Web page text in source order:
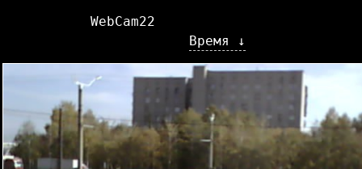
Время ↓
WebCam22